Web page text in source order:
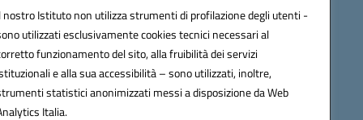
nostro Istituto non utilizza strumenti di profilazione degli utenti -
utilizzati esclusivamente cookies tecnici necessari al
funzionamento del sito, alla fruibilità dei servizi
e alla sua accessibilità – sono utilizzati, inoltre,
statistici anonimizzati messi a disposizione da Web
Italia.